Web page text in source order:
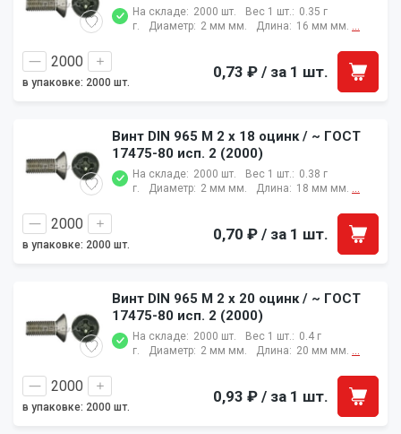
На складе: 2000 шт. Вес 1 шт.: 0.35 г
г.
Диаметр: 2 мм мм. Длина: 16 мм мм. ...
в упаковке: 2000 шт.
0,73 ₽ / за 1 шт.
Винт DIN 965 M 2 x 18 оцинк / ~ ГОСТ
17475-80 исп. 2 (2000)
На складе: 2000 шт. Вес 1 шт.: 0.38 г
г.
Диаметр: 2 мм мм. Длина: 18 мм мм. ...
в упаковке: 2000 шт.
0,70 ₽ / за 1 шт.
Винт DIN 965 M 2 x 20 оцинк / ~ ГОСТ
17475-80 исп. 2 (2000)
На складе: 2000 шт. Вес 1 шт.: 0.4 г
г.
Диаметр: 2 мм мм. Длина: 20 мм мм. ...
в упаковке: 2000 шт.
0,93 ₽ / за 1 шт.